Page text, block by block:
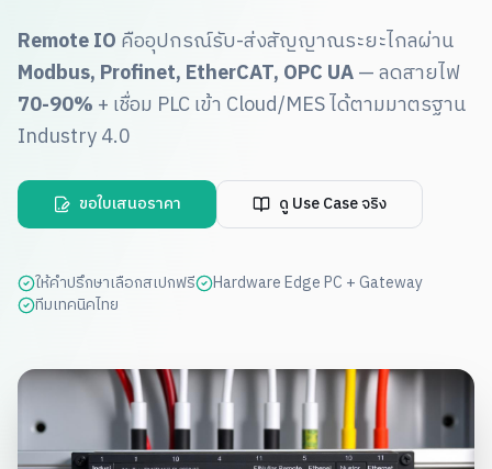
Remote IO คืออุปกรณ์รับ-ส่งสัญญาณระยะไกลผ่าน
Modbus, Profinet, EtherCAT, OPC UA— ลดสายไฟ
70-90% + เชื่อม PLC เข้า Cloud/MES ได้ตามมาตรฐาน
Industry 4.0
ขอใบเสนอราคา ดู Use Case จริง
ให้คำปรึกษาเลือกสเปกฟรี
Hardware Edge PC + Gateway
ทีมเทคนิคไทย